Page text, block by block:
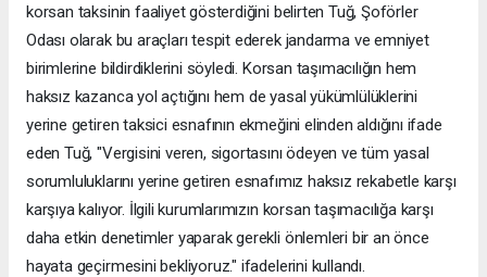
korsan taksinin faaliyet gösterdiğini belirten Tuğ, Şoförler
Odası olarak bu araçları tespit ederek jandarma ve emniyet
birimlerine bildirdiklerini söyledi. Korsan taşımacılığın hem
haksız kazanca yol açtığını hem de yasal yükümlülüklerini
yerine getiren taksici esnafının ekmeğini elinden aldığını ifade
eden Tuğ, "Vergisini veren, sigortasını ödeyen ve tüm yasal
sorumluluklarını yerine getiren esnafımız haksız rekabetle karşı
karşıya kalıyor. İlgili kurumlarımızın korsan taşımacılığa karşı
daha etkin denetimler yaparak gerekli önlemleri bir an önce
hayata geçirmesini bekliyoruz." ifadelerini kullandı.